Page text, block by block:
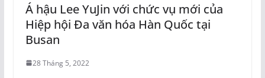
Á hậu Lee YuJin với chức vụ mới của
Hiệp hội Đa văn hóa Hàn Quốc tại
Busan
28 Tháng 5, 2022